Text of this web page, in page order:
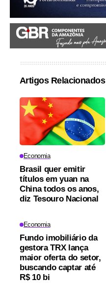
Artigos Relacionados
Economia
Brasil quer emitir
títulos em yuan na
China todos os anos,
diz Tesouro Nacional
Economia
Fundo imobiliário da
gestora TRX lança
maior oferta do setor,
buscando captar até
R$ 10 bi